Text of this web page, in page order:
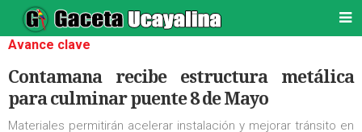
Avance clave
Contamana recibe estructura metálica
para culminar puente 8 de Mayo
Materiales permitirán acelerar instalación y mejorar tránsito en